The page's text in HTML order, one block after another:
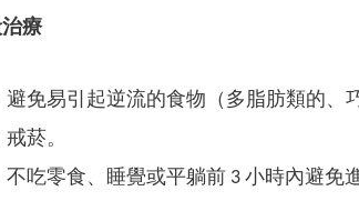
療
避免易引起逆流的食物（多脂肪類的、
戒菸。
不吃零食、睡覺或平躺前 3 小時內避免